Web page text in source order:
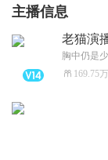
主播信息
老猫演
169.75万